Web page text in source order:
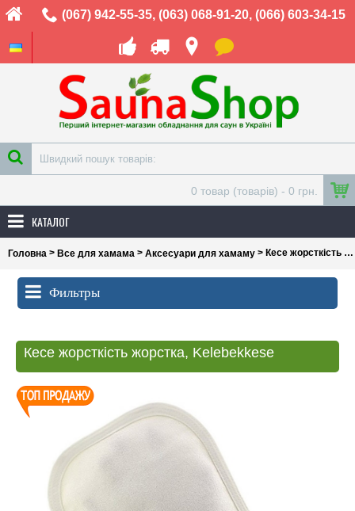
(067) 942-55-35, (063) 068-91-20, (066) 603-34-15
0 товар (товарів) - 0 грн.
КАТАЛОГ
Головна > Все для хамама > Аксесуари для хамаму > Кесе жорсткість жорстка, Kelebekkese
Фильтры
Кесе жорсткість жорстка, Kelebekkese